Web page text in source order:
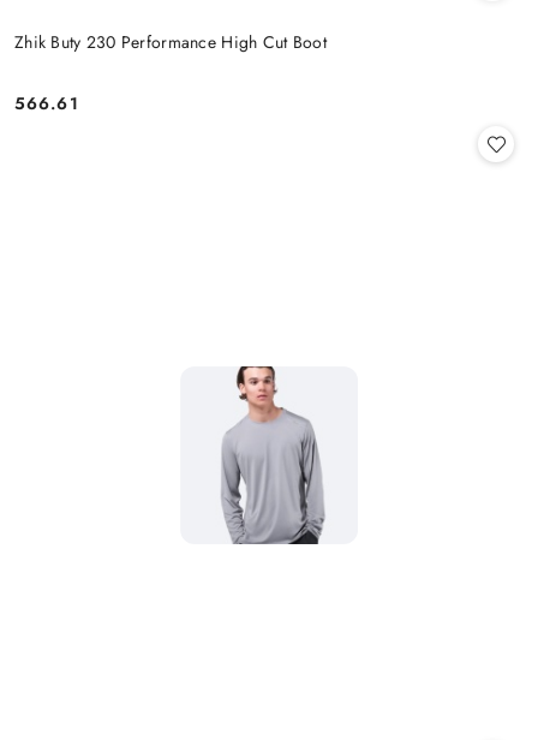
Zhik Buty 230 Performance High Cut Boot
Cena:
566.61